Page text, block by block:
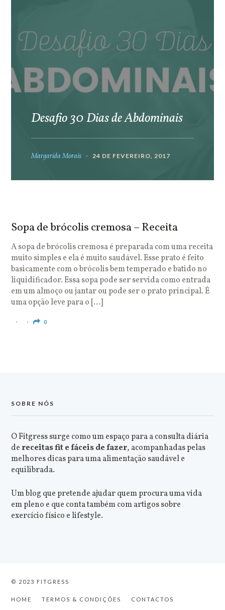
Desafio 30 Dias de Abdominais
Margarida Morais 24 DE FEVEREIRO, 2017
Sopa de brócolis cremosa – Receita
A sopa de brócolis cremosa é preparada com uma receita
muito simples e ela é muito saudável. Esse prato é feito
basicamente com o brócolis bem temperado e batido no
liquidificador. Essa sopa pode ser servida como entrada
em um almoço ou jantar ou pode ser o prato principal. É
uma opção leve para o […]
0
SOBRE NÓS
O Fitgress surge como um espaço para a consulta diária
dereceitas fit e fáceis de fazer, acompanhadas pelas
melhores dicas para uma alimentação saudável e
equilibrada.
Um blog que pretende ajudar quem procura uma vida
em pleno e que conta também com artigos sobre
exercício físico e lifestyle.
© 2023 FITGRESS
HOME TERMOS & CONDIÇÕES CONTACTOS